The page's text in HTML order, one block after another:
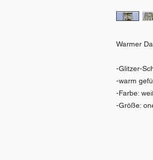
Warmer
-Glitzer-
-warm
-Farbe:
-Größe: